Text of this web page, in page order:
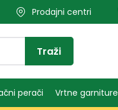
Prodajni centri
Traži
perači Vrtne garniture